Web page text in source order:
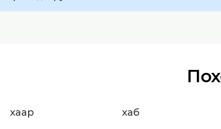
хаар хаб